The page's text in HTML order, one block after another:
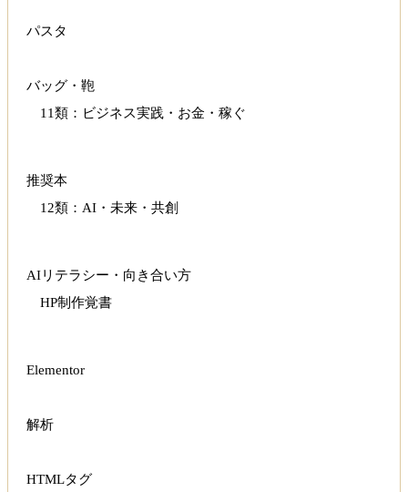
パスタ
バッグ・鞄
11類：ビジネス実践・お金・稼ぐ
推奨本
12類：AI・未来・共創
AIリテラシー・向き合い方
HP制作覚書
Elementor
解析
HTMLタグ